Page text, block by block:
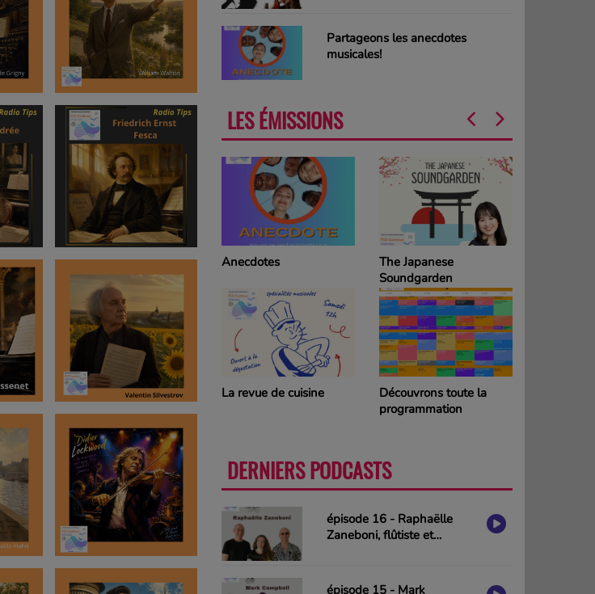
Partageons les anecdotes
musicales!
LES ÉMISSIONS
Anecdotes
La revue de cuisine
The Japanese
Découvrons toute la
La Grille des
programmes
DIMANCHE
La Grille des
programmes SAMEDI
DERNIERS PODCASTS
épisode 16 - Raphaëlle
Zaneboni, flûtiste et
épisode 15 - Mark